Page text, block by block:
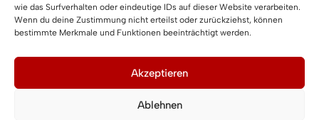
wie das Surfverhalten oder eindeutige IDs auf dieser Website verarbeiten.
Wenn du deine Zustimmung nicht erteilst oder zurückziehst, können
bestimmte Merkmale und Funktionen beeinträchtigt werden.
Akzeptieren
Ablehnen
Facebook Instagram YouTube
Impressum und Datenschutz